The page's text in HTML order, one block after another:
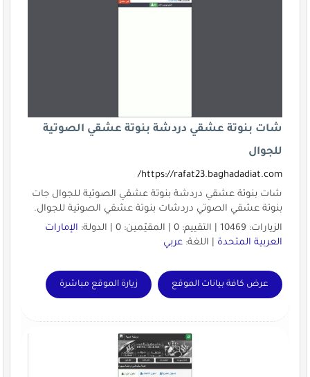
شات بنوتة عشقي دردشة بنوتة عشقي الصوتية
للجوال
https://rafat23.baghadadiat.com/
شات بنوتة عشقي دردشة بنوتة عشقي الصوتية للجوال جات
بنوتة عشقي الصوتي دردشات بنوتة عشقي الصوتية للجوال.
الزيارات: 10469 | التقييم: 0 | المقيّمين: 0 | الدولة:
الإمارات
العربية المتحدة| اللغة: عربي
عرض كافة بيانات الموقع زيارة الموقع مباشرة